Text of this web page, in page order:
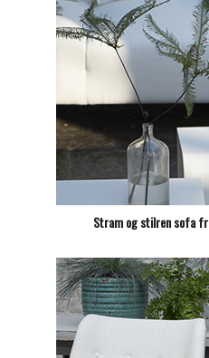
Stram og stilren sofa